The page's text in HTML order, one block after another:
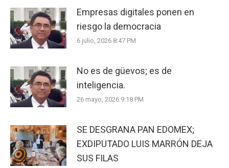
Empresas digitales ponen en
riesgo la democracia
6 julio, 2026 8:47 PM
No es de güevos; es de
inteligencia.
26 mayo, 2026 9:18 PM
SE DESGRANA PAN EDOMEX;
EXDIPUTADO LUIS MARRÓN DEJA
SUS FILAS